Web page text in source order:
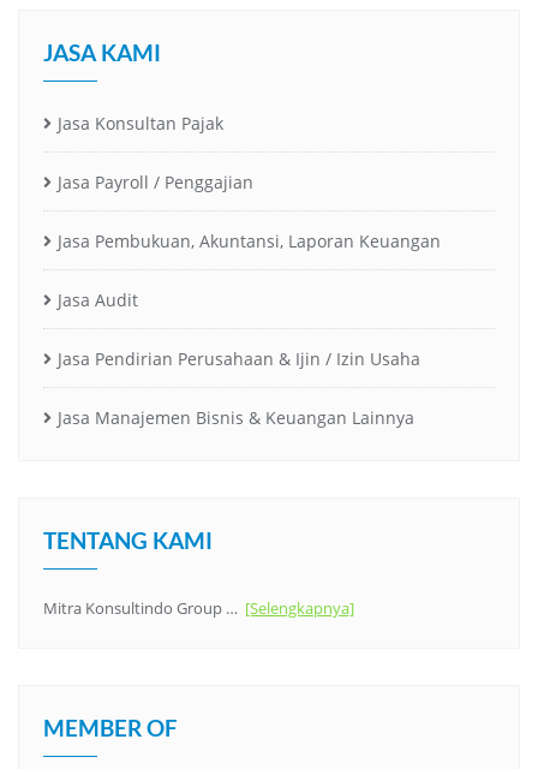
JASA KAMI
Jasa Konsultan Pajak
Jasa Payroll / Penggajian
Jasa Pembukuan, Akuntansi, Laporan Keuangan
Jasa Audit
Jasa Pendirian Perusahaan & Ijin / Izin Usaha
Jasa Manajemen Bisnis & Keuangan Lainnya
TENTANG KAMI
Mitra Konsultindo Group … [Selengkapnya]
MEMBER OF